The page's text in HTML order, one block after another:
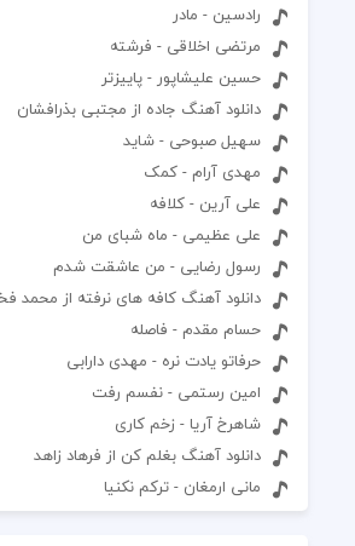
رادسین - مادر
مرتضی اخلاقی - فرشته
حسین علیشاپور - پاییزتر
دانلود آهنگ جاده از مجتبی بذرافشان
سهیل صبوحی - شاید
مهدی آرام - کمک
علی آرین - کلافه
علی عظیمی - ماه شبای من
رسول رضایی - من عاشقت شدم
دانلود آهنگ کافه های نرفته از محمد
حسام مقدم - فاصله
حرفاتو یادت نره - مهدی دارابی
امین رستمی - نفسم رفت
شاهرخ آریا - زخم کاری
دانلود آهنگ بغلم کن از فرهاد زاهد
مانی ارمغان - ترکم‌ نکنیا